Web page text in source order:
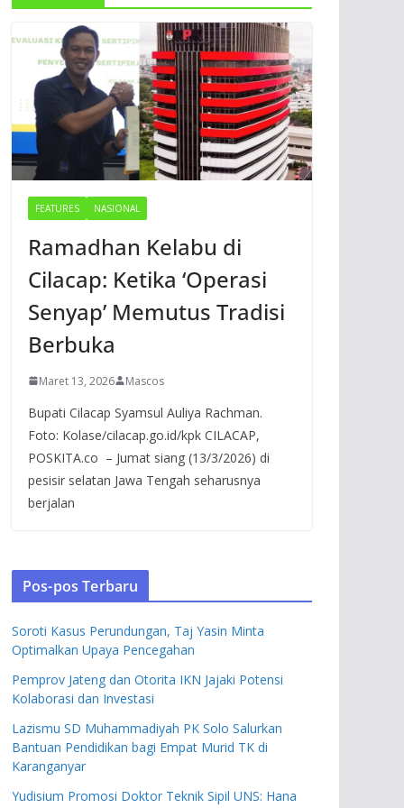
FEATURES NASIONAL
Ramadhan Kelabu di
Cilacap: Ketika ‘Operasi
Senyap’ Memutus Tradisi
Berbuka
Maret 13, 2026 Mascos
Bupati Cilacap Syamsul Auliya Rachman.
Foto: Kolase/cilacap.go.id/kpk CILACAP,
POSKITA.co – Jumat siang (13/3/2026) di
pesisir selatan Jawa Tengah seharusnya
berjalan
Pos-pos Terbaru
Soroti Kasus Perundungan, Taj Yasin Minta
Optimalkan Upaya Pencegahan
Pemprov Jateng dan Otorita IKN Jajaki Potensi
Kolaborasi dan Investasi
Lazismu SD Muhammadiyah PK Solo Salurkan
Bantuan Pendidikan bagi Empat Murid TK di
Karanganyar
Yudisium Promosi Doktor Teknik Sipil UNS: Hana